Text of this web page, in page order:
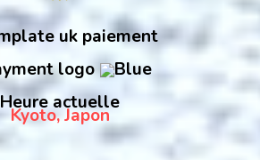
Heure actuelle
Kyoto, Japon